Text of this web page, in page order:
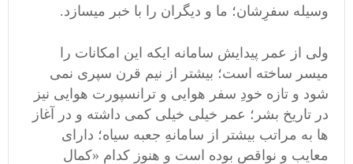
وسیله سفرِشان؛ ما و دیگران را با خبر میسازد.
ولی از عمر پیدایش سامانه ایکه این امکانات را
میسر ساخته است؛ بیشتر از نیم قرن سپری نمی
شود و تازه خودِ سفر هوایی و ترانسپورت هوایی نیز
در تاریخ بشر؛ عمر خیلی خیلی کمی داشته و در آغاز
ها به مراتب بیشتر از سامانهِ جعبه سیاه؛ دارای
معایب و نواقص بوده است و هنوز کدام «کمال